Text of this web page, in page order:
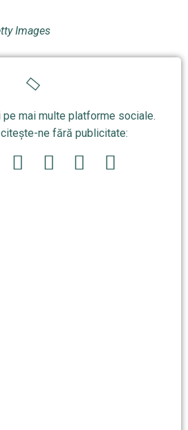
Images
mai multe platforme sociale.
ne fără publicitate: